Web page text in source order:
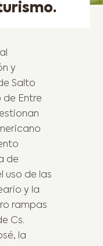
y
Salto
de Entre
de
uso de las
y la
rampas
Cs.
la